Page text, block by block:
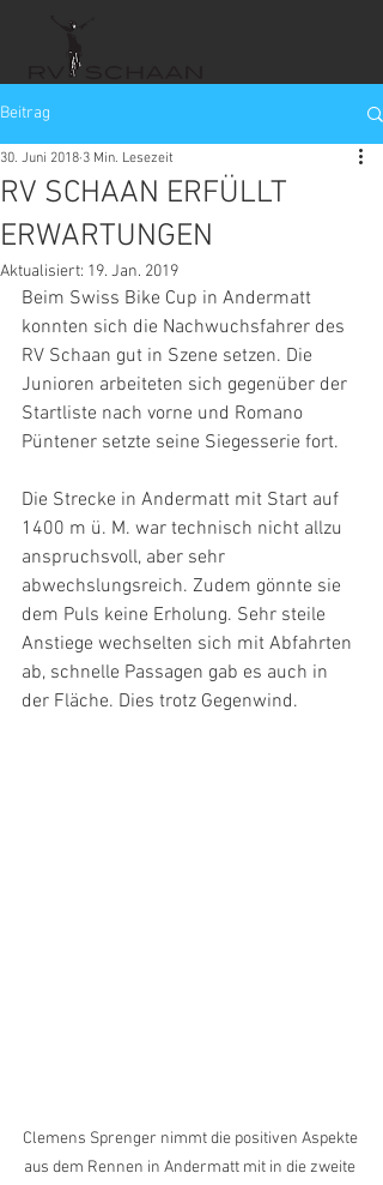
Beitrag
RV SCHAAN ERFÜLLT
ERWARTUNGEN
30. Juni 2018 3 Min. Lesezeit
Aktualisiert: 19. Jan. 2019
Beim Swiss Bike Cup in Andermatt
konnten sich die Nachwuchsfahrer des
RV Schaan gut in Szene setzen. Die
Junioren arbeiteten sich gegenüber der
Startliste nach vorne und Romano
Püntener setzte seine Siegesserie fort.
Die Strecke in Andermatt mit Start auf
1400 m ü. M. war technisch nicht allzu
anspruchsvoll, aber sehr
abwechslungsreich. Zudem gönnte sie
dem Puls keine Erholung. Sehr steile
Anstiege wechselten sich mit Abfahrten
ab, schnelle Passagen gab es auch in
der Fläche. Dies trotz Gegenwind.
Clemens Sprenger nimmt die positiven Aspekte
aus dem Rennen in Andermatt mit in die zweite